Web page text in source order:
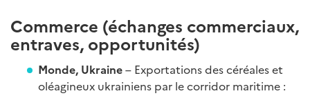
Commerce (échanges commerciaux,
entraves, opportunités)
Monde, Ukraine– Exportations des céréales et
oléagineux ukrainiens par le corridor maritime :